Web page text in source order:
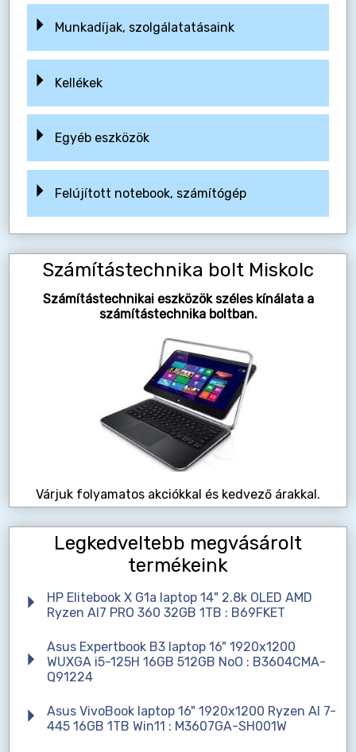
Munkadíjak, szolgálatatásaink
Kellékek
Egyéb eszközök
Felújított notebook, számítógép
Számítástechnika bolt Miskolc
Számítástechnikai eszközök széles kínálata a
számítástechnika boltban.
Várjuk folyamatos akciókkal és kedvező árakkal.
Legkedveltebb megvásárolt
termékeink
HP Elitebook X G1a laptop 14" 2.8k OLED AMD
Ryzen AI7 PRO 360 32GB 1TB : B69FKET
Asus Expertbook B3 laptop 16" 1920x1200
WUXGA i5-125H 16GB 512GB NoO : B3604CMA-
Q91224
Asus VivoBook laptop 16" 1920x1200 Ryzen AI 7-
445 16GB 1TB Win11 : M3607GA-SH001W